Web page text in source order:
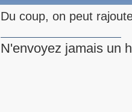
Du coup, on peut
N'envoyez jamais un